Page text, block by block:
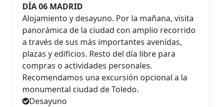
DÍA 06 MADRID
Alojamiento y desayuno. Por la mañana, visita
panorámica de la ciudad con amplio recorrido
a través de sus más importantes avenidas,
plazas y edificios. Resto del día libre para
compras o actividades personales.
Recomendamos una excursión opcional a la
monumental ciudad de Toledo.
Desayuno